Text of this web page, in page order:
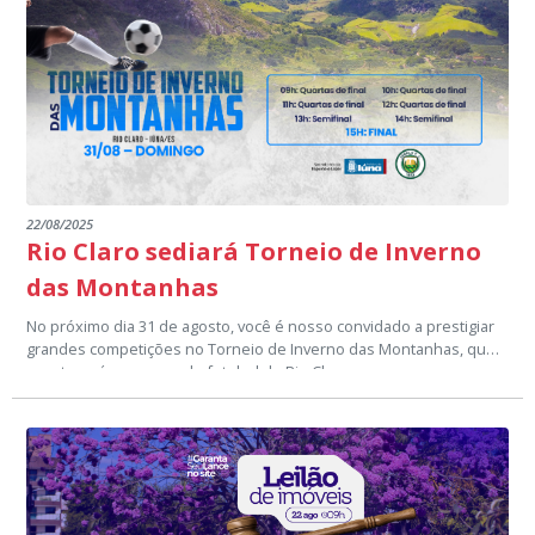
Venha fazer parte da torcida!
Setor de Comunicação Institucional
comunicacao@iuna.es.gov.br
22/08/2025
Rio Claro sediará Torneio de Inverno
das Montanhas
No próximo dia 31 de agosto, você é nosso convidado a prestigiar
grandes competições no Torneio de Inverno das Montanhas, que
acontecerá no campo de futebol de Rio Claro.
Venha fazer parte da torcida!